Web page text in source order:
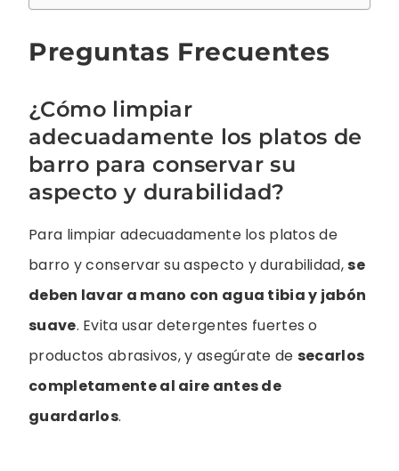
Preguntas Frecuentes
¿Cómo limpiar
adecuadamente los platos de
barro para conservar su
aspecto y durabilidad?
Para limpiar adecuadamente los platos de
barro y conservar su aspecto y durabilidad,se
deben lavar a mano con agua tibia y jabón
suave. Evita usar detergentes fuertes o
productos abrasivos, y asegúrate de secarlos
completamente al aire antes de
guardarlos.